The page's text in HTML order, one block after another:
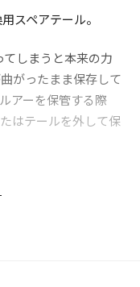
スペアテール。
しまうと本来の力
がったまま保存して
アーを保管する際
はテールを外して保